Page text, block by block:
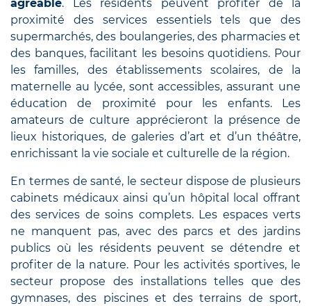
agréable. Les résidents peuvent profiter de la
proximité des services essentiels tels que des
supermarchés, des boulangeries, des pharmacies et
des banques, facilitant les besoins quotidiens. Pour
les familles, des établissements scolaires, de la
maternelle au lycée, sont accessibles, assurant une
éducation de proximité pour les enfants. Les
amateurs de culture apprécieront la présence de
lieux historiques, de galeries d’art et d’un théâtre,
enrichissant la vie sociale et culturelle de la région.
En termes de santé, le secteur dispose de plusieurs
cabinets médicaux ainsi qu’un hôpital local offrant
des services de soins complets. Les espaces verts
ne manquent pas, avec des parcs et des jardins
publics où les résidents peuvent se détendre et
profiter de la nature. Pour les activités sportives, le
secteur propose des installations telles que des
gymnases, des piscines et des terrains de sport,